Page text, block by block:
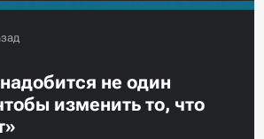
не один
изменить то, что